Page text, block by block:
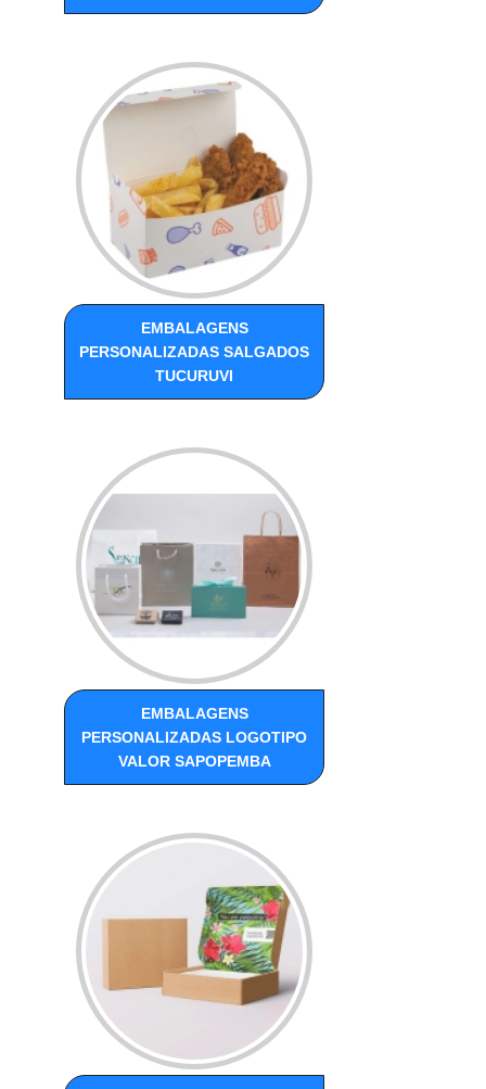
EMBALAGENS
PERSONALIZADAS SALGADOS
TUCURUVI
EMBALAGENS
PERSONALIZADAS LOGOTIPO
VALOR SAPOPEMBA